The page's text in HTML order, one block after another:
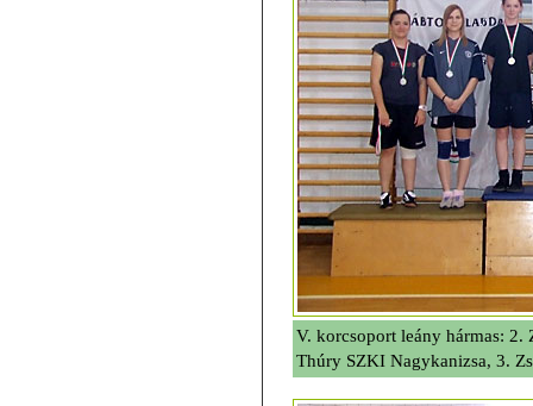
V. korcsoport leány hármas:
Thúry SZKI Nagykanizsa, 3.